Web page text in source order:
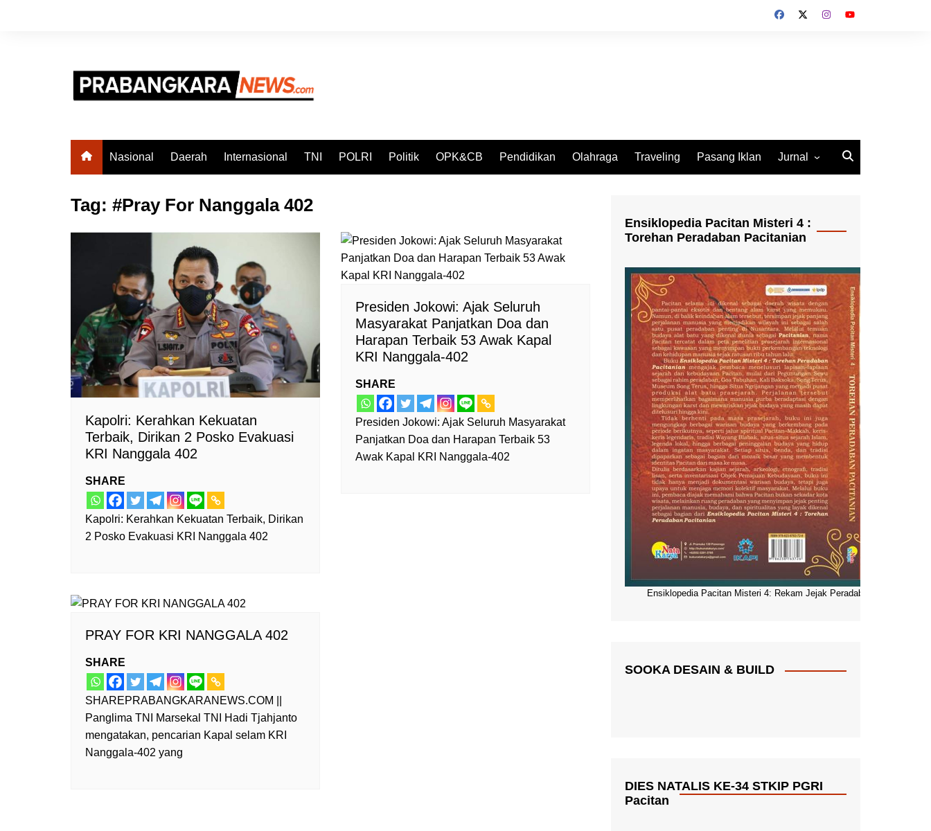
Nasional Daerah Internasional TNI POLRI Politik OPK&CB Pendidikan Olahraga Traveling Pasang Iklan Jurnal
Tag: #Pray For Nanggala 402
Kapolri: Kerahkan Kekuatan
Terbaik, Dirikan 2 Posko Evakuasi
KRI Nanggala 402
SHARE
Kapolri: Kerahkan Kekuatan Terbaik, Dirikan
2 Posko Evakuasi KRI Nanggala 402
Presiden Jokowi: Ajak Seluruh
Masyarakat Panjatkan Doa dan
Harapan Terbaik 53 Awak Kapal
KRI Nanggala-402
SHARE
Presiden Jokowi: Ajak Seluruh Masyarakat
Panjatkan Doa dan Harapan Terbaik 53
Awak Kapal KRI Nanggala-402
PRAY FOR KRI NANGGALA 402
SHARE
SHAREPRABANGKARANEWS.COM ||
Panglima TNI Marsekal TNI Hadi Tjahjanto
mengatakan, pencarian Kapal selam KRI
Nanggala-402 yang
Ensiklopedia Pacitan Misteri 4 :
Torehan Peradaban Pacitanian
Ensiklopedia Pacitan Misteri 4: Rekam Jejak Peradaban Dunia
SOOKA DESAIN & BUILD
DIES NATALIS KE-34 STKIP PGRI
Pacitan